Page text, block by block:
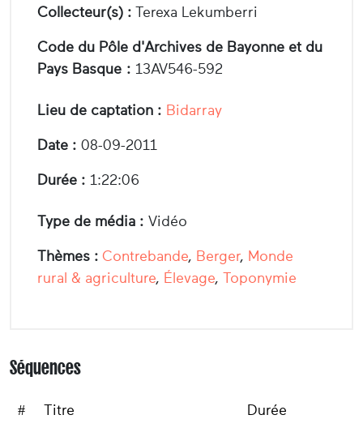
Collecteur(s) : Terexa Lekumberri
Code du Pôle d'Archives de Bayonne et du
Pays Basque : 13AV546-592
Lieu de captation : Bidarray
Date : 08-09-2011
Durée : 1:22:06
Type de média : Vidéo
Thèmes : Contrebande, Berger, Monde
rural & agriculture, Élevage, Toponymie
Séquences
# Titre Durée